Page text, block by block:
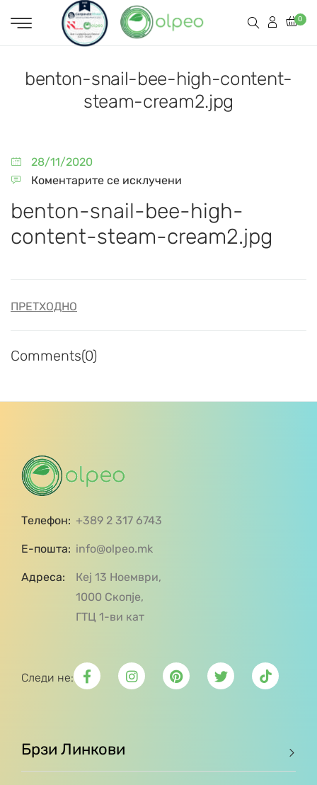
0
benton-snail-bee-high-content-
steam-cream2.jpg
28/11/2020
Коментарите се исклучени
benton-snail-bee-high-
content-steam-cream2.jpg
ПРЕТХОДНО
Comments(0)
Телефон: +389 2 317 6743
Е-пошта: info@olpeo.mk
Адреса:
Кеј 13 Ноември,
1000 Скопје,
ГТЦ 1-ви кат
Следи не:
Брзи Линкови